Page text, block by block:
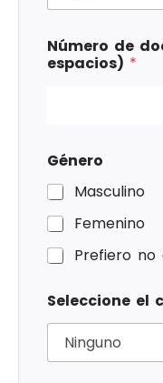
Número de
espacios) *
Género
Masculino
Femenino
Prefiero no
Seleccione el